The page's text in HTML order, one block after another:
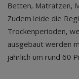
Betten, Matratzen,
Zudem leide die
Trockenperioden,
ausgebaut werden
jährlich um rund 60